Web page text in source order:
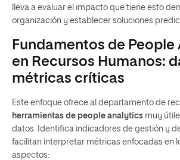
lleva a evaluar el impacto que tiene esto
organización y establecer soluciones
Fundamentos de
en Recursos Humanos:
métricas críticas
Este enfoque ofrece al departamento de
herramientas de people analytics muy
datos. Identifica indicadores de gestión y
facilitan interpretar métricas enfocadas en
aspectos: